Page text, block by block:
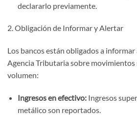
declararlo previamente.
2. Obligación de Informar y Alertar
Los bancos están obligados a
Agencia Tributaria sobre movimientos
volumen:
Ingresos en efectivo:Ingresos
metálico son reportados.